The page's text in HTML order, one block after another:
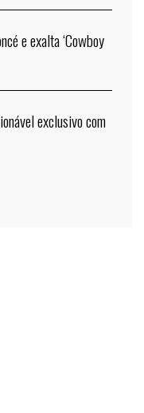
e exalta ‘Cowboy
exclusivo com